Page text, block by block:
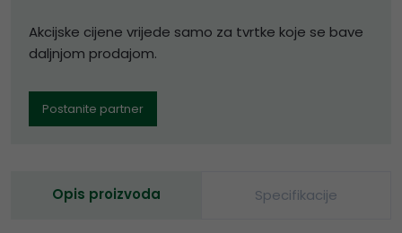
Akcijske cijene vrijede samo za tvrtke koje se bave
daljnjom prodajom.
Postanite partner
Opis proizvoda Specifikacije